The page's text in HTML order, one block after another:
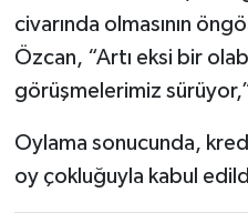
civarında olmasının
Özcan, “Artı eksi bir
görüşmelerimiz
Oylama sonucunda,
oy çokluğuyla kabul